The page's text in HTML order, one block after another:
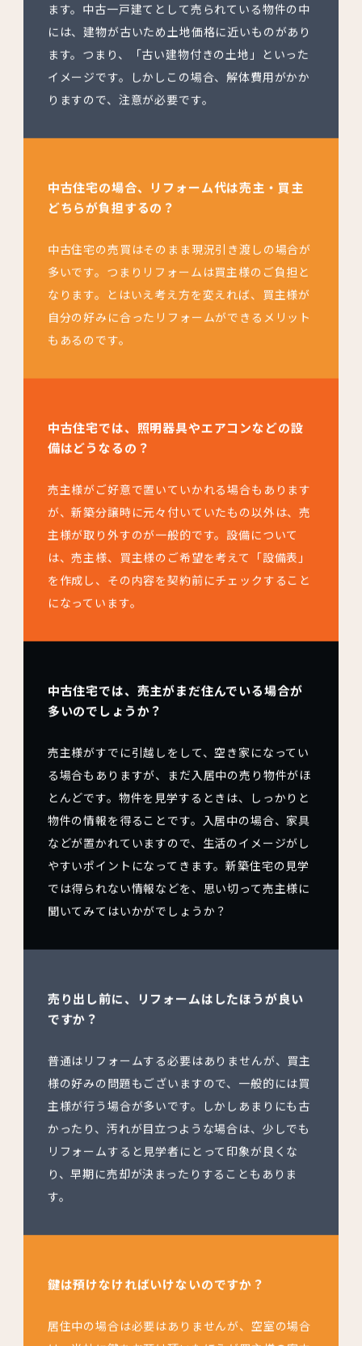
ます。中古一戸建てとして売られている物件の中
には、建物が古いため土地価格に近いものがあり
ます。つまり、「古い建物付きの土地」といった
イメージです。しかしこの場合、解体費用がかか
りますので、注意が必要です。
中古住宅の場合、リフォーム代は売主・買主
どちらが負担するの？
中古住宅の売買はそのまま現況引き渡しの場合が
多いです。つまりリフォームは買主様のご負担と
なります。とはいえ考え方を変えれば、買主様が
自分の好みに合ったリフォームができるメリット
もあるのです。
中古住宅では、照明器具やエアコンなどの設
備はどうなるの？
売主様がご好意で置いていかれる場合もあります
が、新築分譲時に元々付いていたもの以外は、売
主様が取り外すのが一般的です。設備について
は、売主様、買主様のご希望を考えて「設備表」
を作成し、その内容を契約前にチェックすること
になっています。
中古住宅では、売主がまだ住んでいる場合が
多いのでしょうか？
売主様がすでに引越しをして、空き家になってい
る場合もありますが、まだ入居中の売り物件がほ
とんどです。物件を見学するときは、しっかりと
物件の情報を得ることです。入居中の場合、家具
などが置かれていますので、生活のイメージがし
やすいポイントになってきます。新築住宅の見学
では得られない情報などを、思い切って売主様に
聞いてみてはいかがでしょうか？
売り出し前に、リフォームはしたほうが良い
ですか？
普通はリフォームする必要はありませんが、買主
様の好みの問題もございますので、一般的には買
主様が行う場合が多いです。しかしあまりにも古
かったり、汚れが目立つような場合は、少しでも
リフォームすると見学者にとって印象が良くな
り、早期に売却が決まったりすることもありま
す。
鍵は預けなければいけないのですか？
居住中の場合は必要はありませんが、空室の場合